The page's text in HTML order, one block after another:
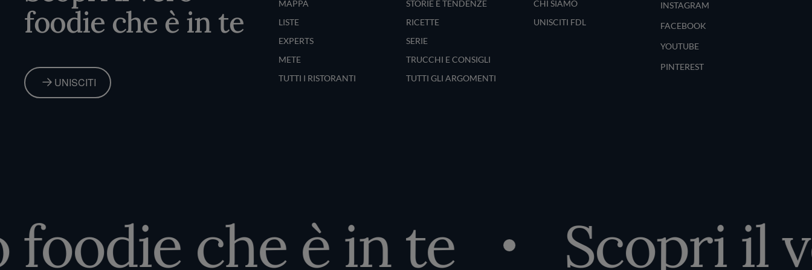
foodie che è in te
UNISCITI
MAPPA
LISTE
EXPERTS
METE
TUTTI I RISTORANTI
STORIE E TENDENZE
RICETTE
SERIE
TRUCCHI E CONSIGLI
TUTTI GLI ARGOMENTI
CHI SIAMO
UNISCITI FDL
INSTAGRAM
FACEBOOK
YOUTUBE
PINTEREST
che è in te Scopri il